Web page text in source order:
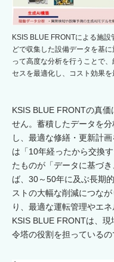
KSIS BLUE FRONTによる施
どで収集した設備データを基
って高度な分析を行うことで
セスを最適化し、コスト効果を
KSIS BLUE FRONTの真
せん。蓄積したデータを
し、最適な修繕・更新計
は「10年経ったから交換
たものが「データに基づ
ば、30～50年に及ぶ長期
ストの大幅な削減につな
り、最適な運転管理やエ
KSIS BLUE FRONTは、
令塔の役割を担っているの